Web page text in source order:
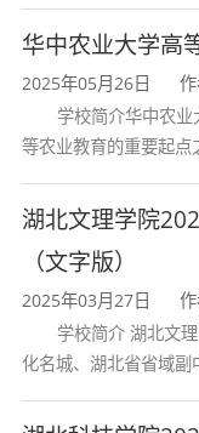
轻化工程
环境工程
机械工程及自
动化
给水排水工程?
育和最早开办中医研究
华中农业大学高
2025年05月26日
学校简介华中农
等农业教育的重要起点
首轮“双一流”成效
湖北文理学院
（文字版）
2025年03月27日
学校简介 湖北文理学院是省属普通高等学校，位于全国历史文
化名城、湖北省省域副
学校、全国普通